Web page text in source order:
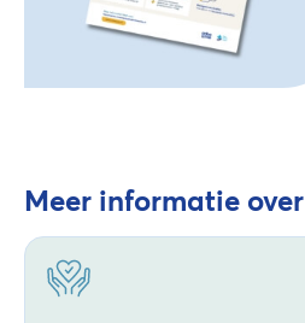
Meer informatie over